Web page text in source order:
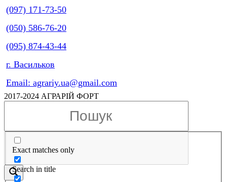
(097) 171-73-50
(050) 586-76-20
(095) 874-43-44
г. Васильков
Email: agrariy.ua@gmail.com
2017-2024 АГРАРІЙ ФОРТ
Exact matches only
Search in title